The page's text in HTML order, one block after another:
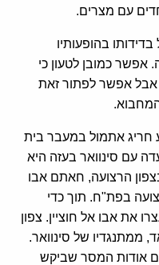
עם מצרים.
בהופעותיו
אפשר כמובן לטעון כי
אפשר לפתור זאת
חריג אתמול במעבר בית
עם סינוואר בעזה היא
הרצועה, חאתם אבו
בפת"ח. תוך כדי
את אבו אל חוציין. צפון
ממתנגדיו של סינוואר.
אודות המסר שביקש